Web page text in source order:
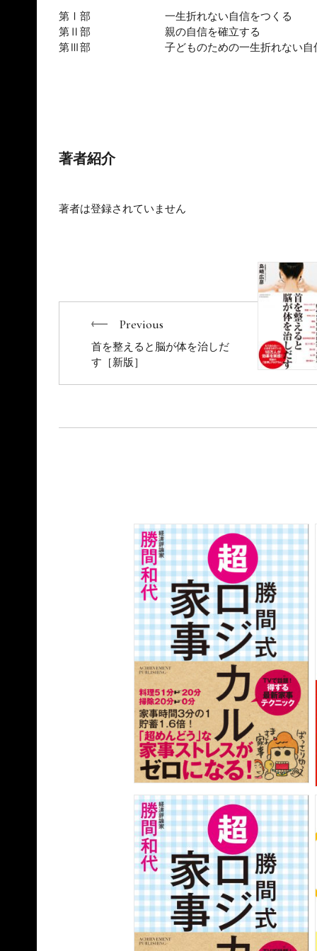
第Ⅰ部
一生折れない自信をつくる
第Ⅱ部
親の自信を確立する
第Ⅲ部
子どものための一生折れない自
著者紹介
著者は登録されていません
Previous
首を整えると脳が体を治しだ
す［新版］